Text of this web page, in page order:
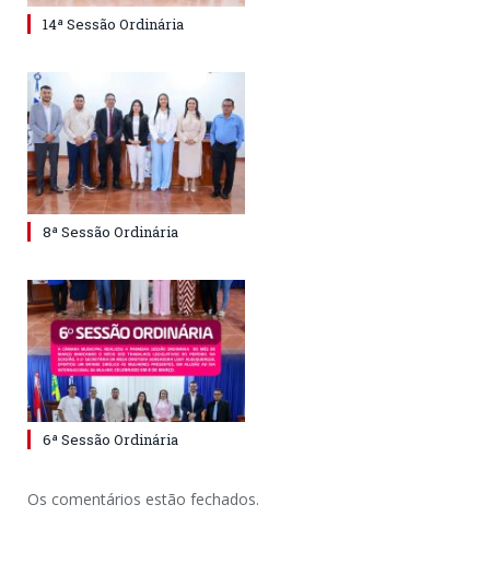
14ª Sessão Ordinária
8ª Sessão Ordinária
6ª Sessão Ordinária
Os comentários estão fechados.